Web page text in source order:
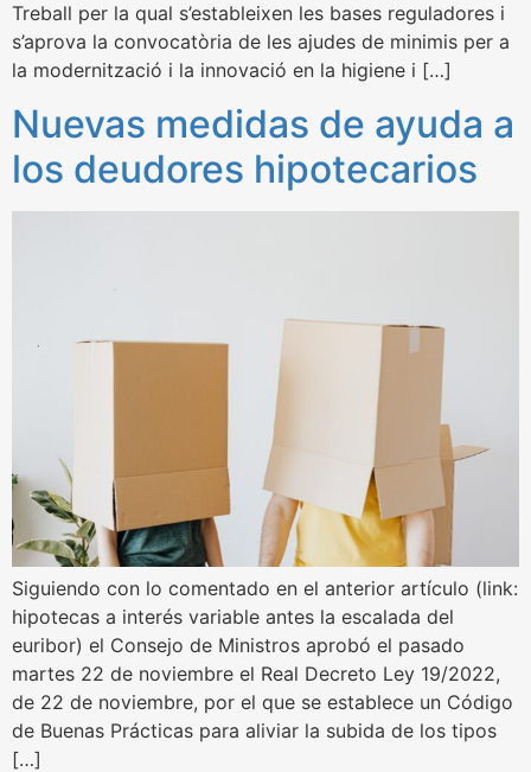
Treball per la qual s’estableixen les bases reguladores i
s’aprova la convocatòria de les ajudes de minimis per a
la modernització i la innovació en la higiene i […]
Nuevas medidas de ayuda a
los deudores hipotecarios
Siguiendo con lo comentado en el anterior artículo (link:
hipotecas a interés variable antes la escalada del
euribor) el Consejo de Ministros aprobó el pasado
martes 22 de noviembre el Real Decreto Ley 19/2022,
de 22 de noviembre, por el que se establece un Código
de Buenas Prácticas para aliviar la subida de los tipos
[…]